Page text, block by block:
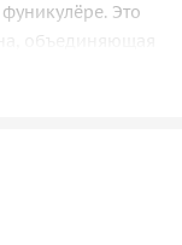
Это
объединяющая
и